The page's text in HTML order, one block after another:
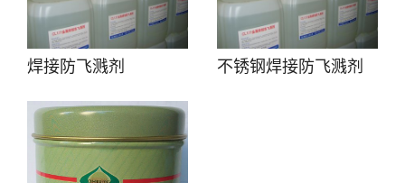
焊接防飞溅剂 不锈钢焊接防飞溅剂